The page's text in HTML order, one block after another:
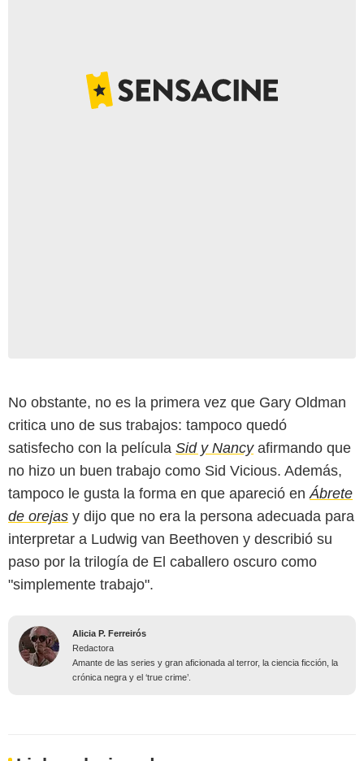
No obstante, no es la primera vez que Gary Oldman
critica uno de sus trabajos: tampoco quedó
satisfecho con la película Sid y Nancyafirmando que
no hizo un buen trabajo como Sid Vicious. Además,
tampoco le gusta la forma en que apareció en Ábrete
de orejas y dijo que no era la persona adecuada para
interpretar a Ludwig van Beethoven y describió su
paso por la trilogía de El caballero oscuro como
"simplemente trabajo".
Alicia P. Ferreirós
Redactora
Amante de las series y gran aficionada al terror, la ciencia ficción, la
crónica negra y el ‘true crime’.